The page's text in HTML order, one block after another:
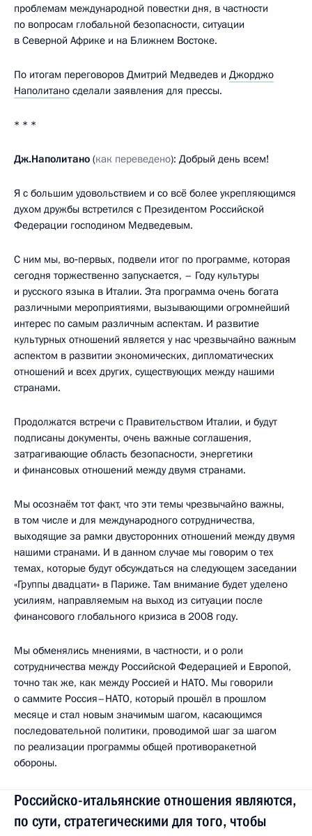
проблемам международной повестки дня, в частности
по вопросам глобальной безопасности, ситуации
в Северной Африке и на Ближнем Востоке.
По итогам переговоров Дмитрий Медведев и Джорджо
Наполитано сделали заявления для прессы.
* * *
Дж.Наполитано (как переведено): Добрый день всем!
Я с большим удовольствием и со всё более укрепляющимся
духом дружбы встретился с Президентом Российской
Федерации господином Медведевым.
С ним мы, во‑первых, подвели итог по программе, которая
сегодня торжественно запускается, – Году культуры
и русского языка в Италии. Эта программа очень богата
различными мероприятиями, вызывающими огромнейший
интерес по самым различным аспектам. И развитие
культурных отношений является у нас чрезвычайно важным
аспектом в развитии экономических, дипломатических
отношений и всех других, существующих между нашими
странами.
Продолжатся встречи с Правительством Италии, и будут
подписаны документы, очень важные соглашения,
затрагивающие область безопасности, энергетики
и финансовых отношений между двумя странами.
Мы осознаём тот факт, что эти темы чрезвычайно важны,
в том числе и для международного сотрудничества,
выходящие за рамки двусторонних отношений между двумя
нашими странами. И в данном случае мы говорим о тех
темах, которые будут обсуждаться на следующем заседании
«Группы двадцати» в Париже. Там внимание будет уделено
усилиям, направляемым на выход из ситуации после
финансового глобального кризиса в 2008 году.
Мы обменялись мнениями, в частности, и о роли
сотрудничества между Российской Федерацией и Европой,
точно так же, как между Россией и НАТО. Мы говорили
о саммите Россия–НАТО, который прошёл в прошлом
месяце и стал новым значимым шагом, касающимся
последовательной политики, проводимой шаг за шагом
по реализации программы общей противоракетной
обороны.
Российско-итальянские отношения являются,
по сути, стратегическими для того, чтобы